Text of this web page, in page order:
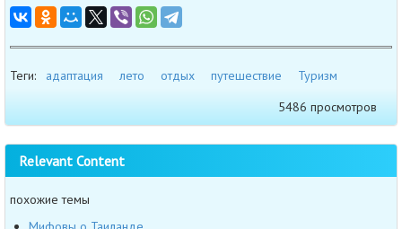
Теги: адаптация лето отдых путешествие
Туризм
5486 просмотров
Relevant Content
похожие темы